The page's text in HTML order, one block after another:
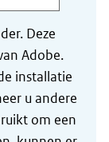
Deze
Adobe.
installatie
u andere
om een